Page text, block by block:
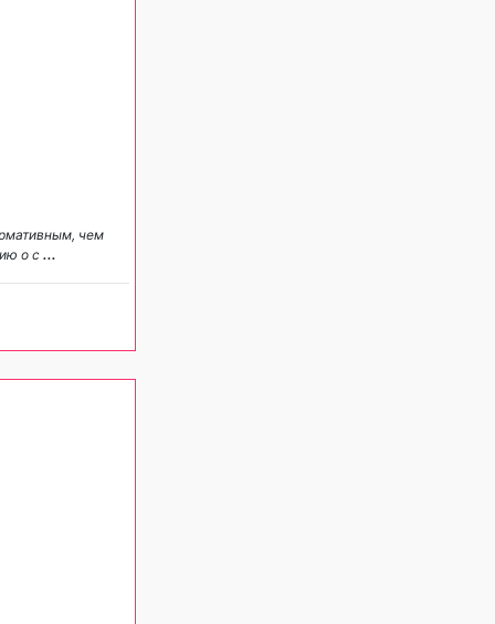
чем
о с ...